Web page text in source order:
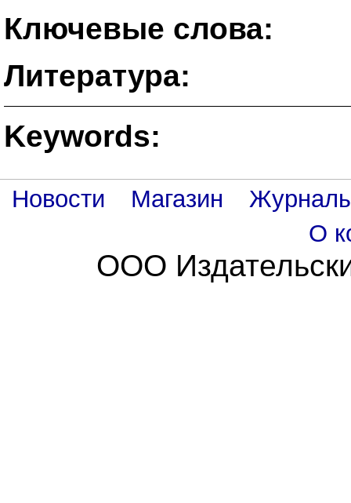
Ключевые слова:
Литература:
Keywords:
Новости Магазин
О
ООО